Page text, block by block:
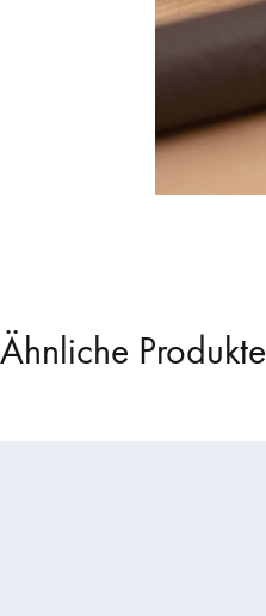
Ähnliche Produkte